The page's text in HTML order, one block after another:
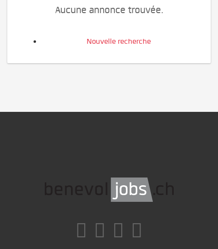
Aucune annonce trouvée.
Nouvelle recherche